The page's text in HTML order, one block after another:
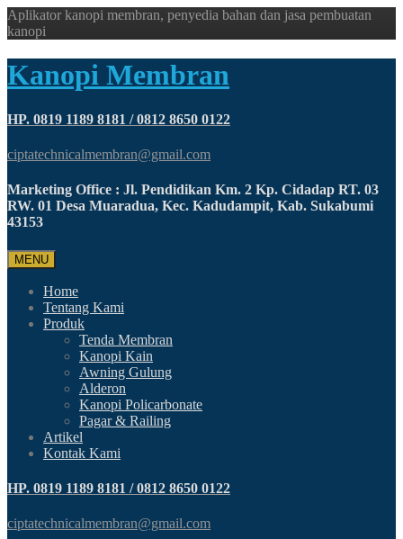
Aplikator kanopi membran, penyedia bahan dan jasa pembuatan
kanopi
Kanopi Membran
HP. 0819 1189 8181 / 0812 8650 0122
ciptatechnicalmembran@gmail.com
Marketing Office : Jl. Pendidikan Km. 2 Kp. Cidadap RT. 03
RW. 01 Desa Muaradua, Kec. Kadudampit, Kab. Sukabumi
43153
MENU
Home
Tentang Kami
Produk
Tenda Membran
Kanopi Kain
Awning Gulung
Alderon
Kanopi Policarbonate
Pagar & Railing
Artikel
Kontak Kami
HP. 0819 1189 8181 / 0812 8650 0122
ciptatechnicalmembran@gmail.com